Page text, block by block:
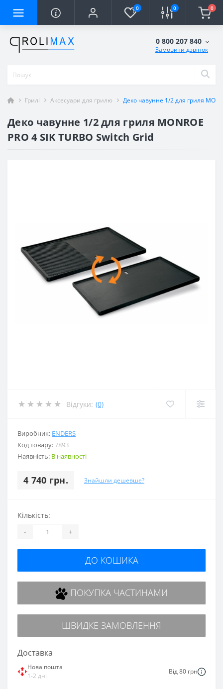
0 0 0
0 800 207 840
Замовити дзвінок
Грилі Аксесуари для грилю Деко чавунне 1/2 для гриля
Деко чавунне 1/2 для гриля MONROE
PRO 4 SIK TURBO Switch Grid
Відгуки: (0)
Виробник: ENDERS
Код товару:7893
Наявність: В наявності
4 740 грн. Знайшли дешевше?
Кількість:
- +
ДО КОШИКА
ПОКУПКА ЧАСТИНАМИ
ШВИДКЕ ЗАМОВЛЕННЯ
Доставка
Нова пошта
1-2 дні
Від 80 грн